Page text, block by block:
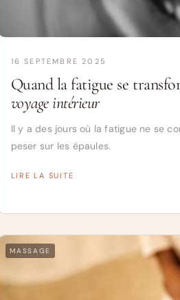
16 SEPTEMBRE 2025
Quand la fatigue se
voyage intérieur
Il y a des jours où la fatigue ne se
peser sur les épaules.
LIRE LA SUITE
MASSAGE